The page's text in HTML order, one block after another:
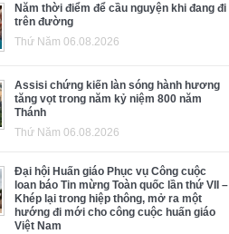
Năm thời điểm để cầu nguyện khi đang đi
trên đường
Thứ Năm 06.08.2026
Assisi chứng kiến làn sóng hành hương
tăng vọt trong năm kỷ niệm 800 năm
Thánh
Thứ Năm 06.08.2026
Đại hội Huấn giáo Phục vụ Công cuộc
loan báo Tin mừng Toàn quốc lần thứ VII –
Khép lại trong hiệp thông, mở ra một
hướng đi mới cho công cuộc huấn giáo
Việt Nam